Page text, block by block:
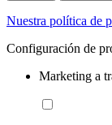
Nuestra política de
Configuración de
Marketing a